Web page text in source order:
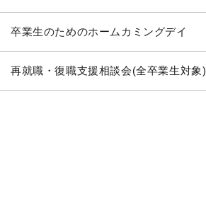
卒業生のためのホームカミングデイ
再就職・復職⽀援相談会(全卒業⽣対象)